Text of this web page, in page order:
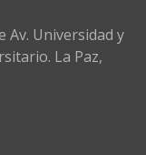
Av. Universidad y
La Paz,